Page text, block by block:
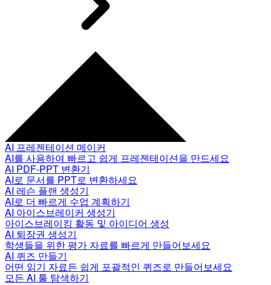
AI 프레젠테이션 메이커
AI를 사용하여 빠르고 쉽게 프레젠테이션을 만드세요
AI PDF-PPT 변환기
AI로 문서를 PPT로 변환하세요
AI 레슨 플랜 생성기
AI로 더 빠르게 수업 계획하기
AI 아이스브레이커 생성기
아이스브레이킹 활동 및 아이디어 생성
AI 퇴장권 생성기
학생들을 위한 평가 자료를 빠르게 만들어보세요
AI 퀴즈 만들기
어떤 읽기 자료든 쉽게 포괄적인 퀴즈로 만들어보세요
모든 AI 툴 탐색하기